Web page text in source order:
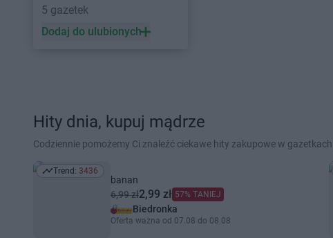
5 gazetek
Dodaj do ulubionych
Hity dnia, kupuj mądrze
Codziennie pomożemy Ci znaleźć ciekawe hity zakupowe w
Trend: 3436
Trend: 3436
banan
6,99 zł2,99 zł 57% TANIEJ
Biedronka
Oferta ważna od 07.08 do 08.08